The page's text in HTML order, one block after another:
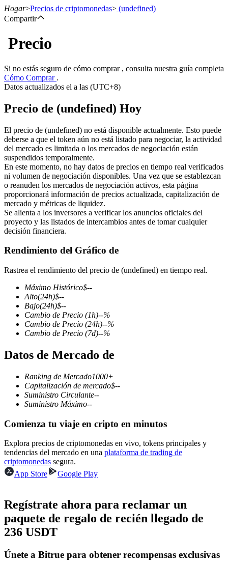
Futuros
Futuros del USDT
Futuros que utilizan USDT como garantía
Futuros COIN-M
Futuros de criptomonedas
TradFi
primas
Futuros del USDC
Futuros que utilizan USDC como garantía
Hogar>Precios de criptomonedas> (undefined)
Compartir
Precio
Si no estás seguro de cómo comprar , consulta nuestra guía completa
Cómo Comprar .
Datos actualizados el a las (UTC+8)
Precio de (undefined) Hoy
El precio de (undefined) no está disponible actualmente. Esto puede
deberse a que el token aún no está listado para negociar, la actividad
del mercado es limitada o los mercados de negociación están
suspendidos temporalmente.
En este momento, no hay datos de precios en tiempo real verificados
ni volumen de negociación disponibles. Una vez que se establezcan
o reanuden los mercados de negociación activos, esta página
proporcionará información de precios actualizada, capitalización de
mercado y métricas de liquidez.
Se alienta a los inversores a verificar los anuncios oficiales del
proyecto y las listados de intercambios antes de tomar cualquier
decisión financiera.
Rendimiento del Gráfico de
Rastrea el rendimiento del precio de (undefined) en tiempo real.
Máximo Histórico$--
Alto(24h)$--
Bajo(24h)$--
Cambio de Precio (1h)--%
Cambio de Precio (24h)--%
Cambio de Precio (7d)--%
Datos de Mercado de
Ranking de Mercado1000+
Capitalización de mercado$--
Suministro Circulante--
Suministro Máximo--
Comienza tu viaje en cripto en minutos
Explora precios de criptomonedas en vivo, tokens principales y
tendencias del mercado en una plataforma de trading de
criptomonedas segura.
App Store
Google Play
Regístrate ahora para reclamar un
paquete de regalo de recién llegado de
236 USDT
Únete a Bitrue para obtener recompensas exclusivas